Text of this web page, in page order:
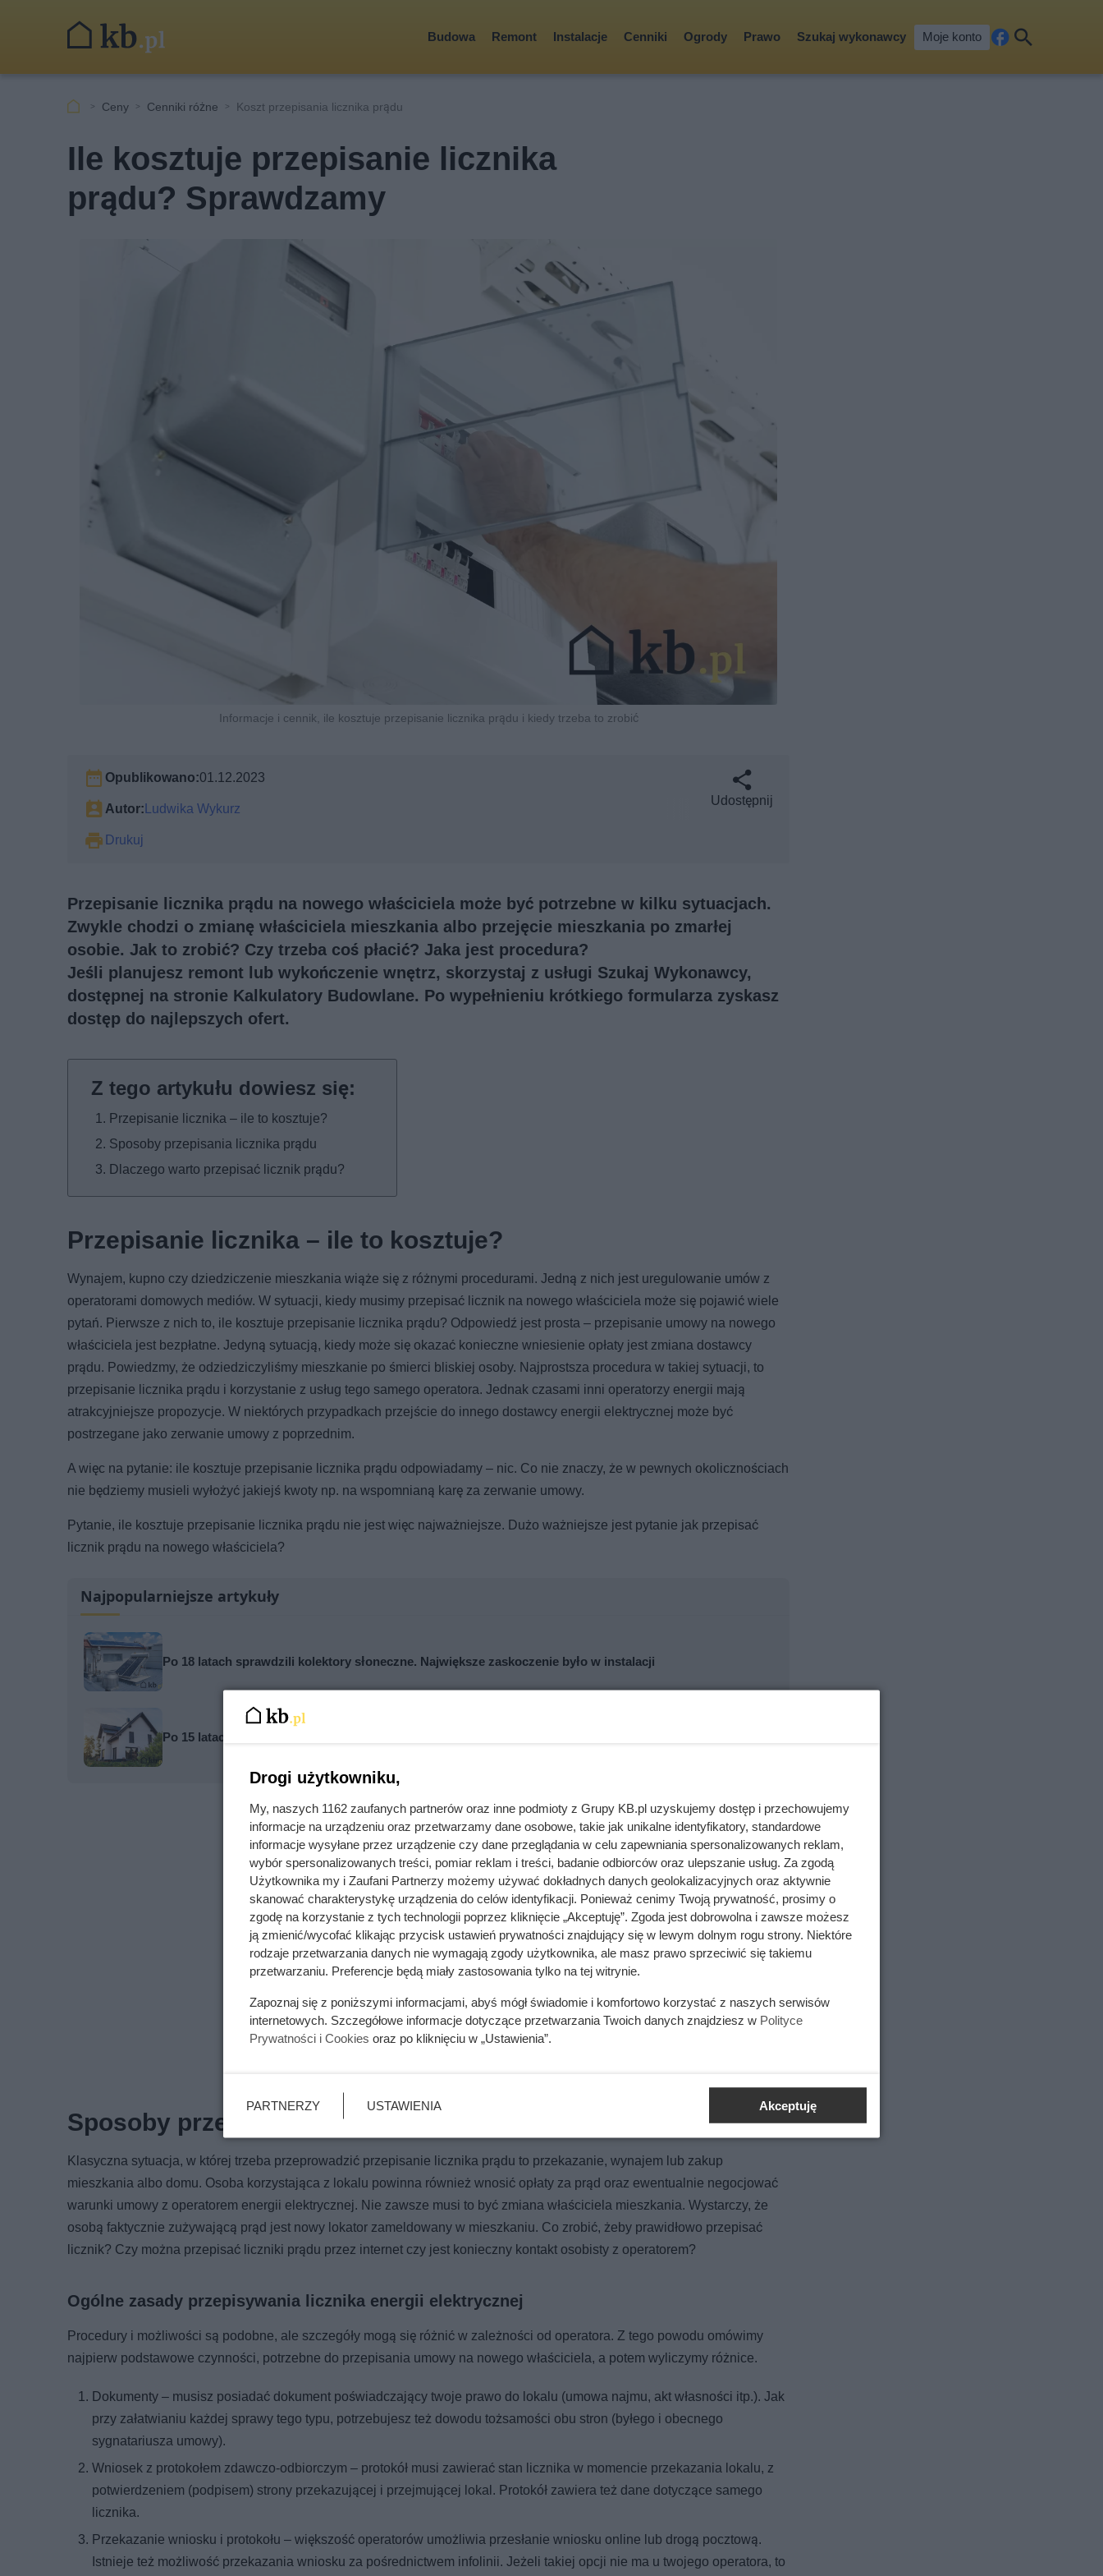
Budowa Remont Instalacje Cenniki Ogrody Prawo Szukaj wykonawcy Moje konto
cebkaj
Ceny Cenniki różne Koszt przepisania licznika prądu
Ile kosztuje przepisanie licznika
prądu? Sprawdzamy
Informacje i cennik, ile kosztuje przepisanie licznika prądu i kiedy trzeba to zrobić
Opublikowano:01.12.2023
Autor:Ludwika Wykurz
Drukuj
Udostępnij
Przepisanie licznika prądu na nowego właściciela może być potrzebne w kilku sytuacjach.
Zwykle chodzi o zmianę właściciela mieszkania albo przejęcie mieszkania po zmarłej
osobie. Jak to zrobić? Czy trzeba coś płacić? Jaka jest procedura?
Jeśli planujesz remont lub wykończenie wnętrz, skorzystaj z usługi Szukaj Wykonawcy,
dostępnej na stronie Kalkulatory Budowlane. Po wypełnieniu krótkiego formularza zyskasz
dostęp do najlepszych ofert.
Przepisanie licznika – ile to kosztuje?
Sposoby przepisania licznika prądu
Dlaczego warto przepisać licznik prądu?
Przepisanie licznika – ile to kosztuje?
Wynajem, kupno czy dziedziczenie mieszkania wiąże się z różnymi procedurami. Jedną z nich jest uregulowanie umów z
operatorami domowych mediów. W sytuacji, kiedy musimy przepisać licznik na nowego właściciela może się pojawić wiele
pytań. Pierwsze z nich to, ile kosztuje przepisanie licznika prądu? Odpowiedź jest prosta – przepisanie umowy na nowego
właściciela jest bezpłatne. Jedyną sytuacją, kiedy może się okazać konieczne wniesienie opłaty jest zmiana dostawcy
prądu. Powiedzmy, że odziedziczyliśmy mieszkanie po śmierci bliskiej osoby. Najprostsza procedura w takiej sytuacji, to
przepisanie licznika prądu i korzystanie z usług tego samego operatora. Jednak czasami inni operatorzy energii mają
atrakcyjniejsze propozycje. W niektórych przypadkach przejście do innego dostawcy energii elektrycznej może być
postrzegane jako zerwanie umowy z poprzednim.
A więc na pytanie: ile kosztuje przepisanie licznika prądu odpowiadamy – nic. Co nie znaczy, że w pewnych okolicznościach
nie będziemy musieli wyłożyć jakiejś kwoty np. na wspomnianą karę za zerwanie umowy.
Pytanie, ile kosztuje przepisanie licznika prądu nie jest więc najważniejsze. Dużo ważniejsze jest pytanie jak przepisać
licznik prądu na nowego właściciela?
Najpopularniejsze artykuły
Po 18 latach sprawdzili kolektory słoneczne. Największe zaskoczenie było w instalacji
Po 15 latach zdjęli fragment elewacji. To, co zastali pod styropianem, zaskoczyło nawet wykonawcę
Sposoby przepisania licznika prądu
Klasyczna sytuacja, w której trzeba przeprowadzić przepisanie licznika prądu to przekazanie, wynajem lub zakup
mieszkania albo domu. Osoba korzystająca z lokalu powinna również wnosić opłaty za prąd oraz ewentualnie negocjować
warunki umowy z operatorem energii elektrycznej. Nie zawsze musi to być zmiana właściciela mieszkania. Wystarczy, że
osobą faktycznie zużywającą prąd jest nowy lokator zameldowany w mieszkaniu. Co zrobić, żeby prawidłowo przepisać
licznik? Czy można przepisać liczniki prądu przez internet czy jest konieczny kontakt osobisty z operatorem?
Ogólne zasady przepisywania licznika energii elektrycznej
Procedury i możliwości są podobne, ale szczegóły mogą się różnić w zależności od operatora. Z tego powodu omówimy
najpierw podstawowe czynności, potrzebne do przepisania umowy na nowego właściciela, a potem wyliczymy różnice.
Dokumenty – musisz posiadać dokument poświadczający twoje prawo do lokalu (umowa najmu, akt własności itp.). Jak
przy załatwianiu każdej sprawy tego typu, potrzebujesz też dowodu tożsamości obu stron (byłego i obecnego
sygnatariusza umowy).
Wniosek z protokołem zdawczo-odbiorczym – protokół musi zawierać stan licznika w momencie przekazania lokalu, z
potwierdzeniem (podpisem) strony przekazującej i przejmującej lokal. Protokół zawiera też dane dotyczące samego
licznika.
Przekazanie wniosku i protokołu – większość operatorów umożliwia przesłanie wniosku online lub drogą pocztową.
Istnieje też możliwość przekazania wniosku za pośrednictwem infolinii. Jeżeli takiej opcji nie ma u twojego operatora, to
Drogi użytkowniku,
My, naszych 1162 zaufanych partnerów oraz inne podmioty z Grupy KB.pl uzyskujemy dostęp i przechowujemy
informacje na urządzeniu oraz przetwarzamy dane osobowe, takie jak unikalne identyfikatory, standardowe
informacje wysyłane przez urządzenie czy dane przeglądania w celu zapewniania spersonalizowanych reklam,
wybór spersonalizowanych treści, pomiar reklam i treści, badanie odbiorców oraz ulepszanie usług. Za zgodą
Użytkownika my i Zaufani Partnerzy możemy używać dokładnych danych geolokalizacyjnych oraz aktywnie
skanować charakterystykę urządzenia do celów identyfikacji. Ponieważ cenimy Twoją prywatność, prosimy o
zgodę na korzystanie z tych technologii poprzez kliknięcie „Akceptuję”. Zgoda jest dobrowolna i zawsze możesz
ją zmienić/wycofać klikając przycisk ustawień prywatności znajdujący się w lewym dolnym rogu strony. Niektóre
rodzaje przetwarzania danych nie wymagają zgody użytkownika, ale masz prawo sprzeciwić się takiemu
przetwarzaniu. Preferencje będą miały zastosowania tylko na tej witrynie.
Zapoznaj się z poniższymi informacjami, abyś mógł świadomie i komfortowo korzystać z naszych serwisów
internetowych. Szczegółowe informacje dotyczące przetwarzania Twoich danych znajdziesz w Polityce
Prywatności i Cookies oraz po kliknięciu w „Ustawienia”.
PARTNERZY USTAWIENIA Akceptuję